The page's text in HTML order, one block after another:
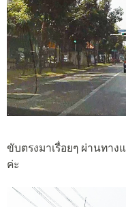
ขับตรงมาเรื่อยๆ ผ่านทาง
ค่ะ